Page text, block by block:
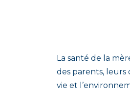
La santé de la
des parents, leurs
vie et